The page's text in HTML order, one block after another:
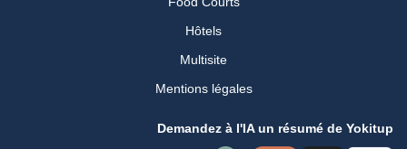
Hôtels
Multisite
Mentions légales
Demandez à l'IA un résumé de Yokitup